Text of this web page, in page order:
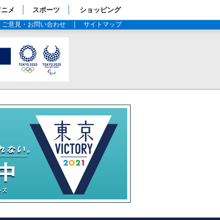
メ スポーツ ショッピング
ご意見・お問い合わせ サイトマップ